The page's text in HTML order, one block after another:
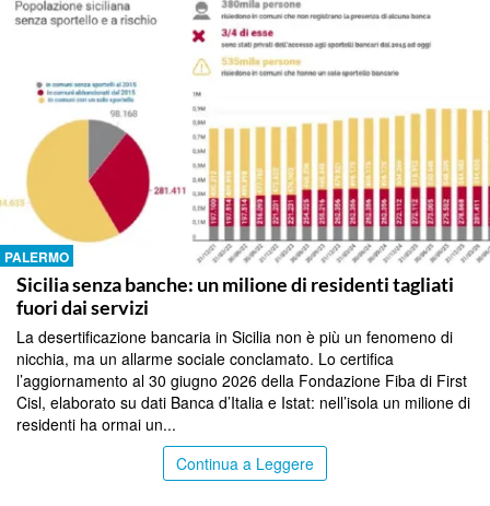
PALERMO
Sicilia senza banche: un milione di residenti tagliati
fuori dai servizi
La desertificazione bancaria in Sicilia non è più un fenomeno di
nicchia, ma un allarme sociale conclamato. Lo certifica
l’aggiornamento al 30 giugno 2026 della Fondazione Fiba di First
Cisl, elaborato su dati Banca d’Italia e Istat: nell’isola un milione di
residenti ha ormai un...
Continua a Leggere